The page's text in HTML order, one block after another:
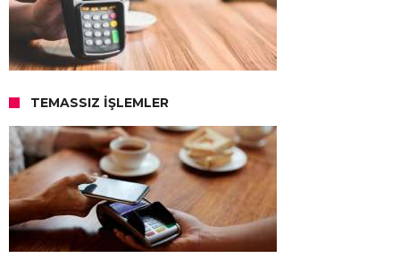
TEMASSIZ İŞLEMLER